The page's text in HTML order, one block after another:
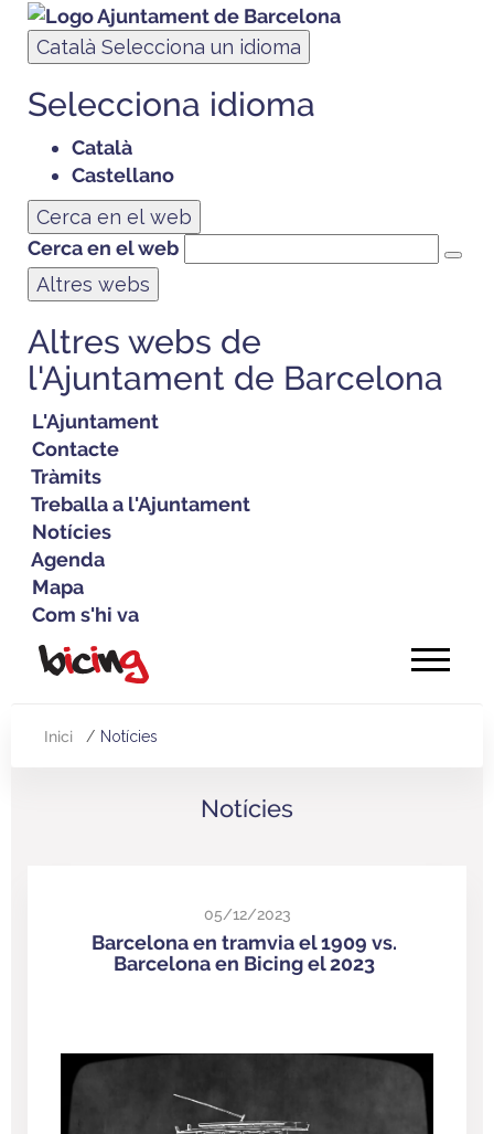
Català Selecciona un idioma
Selecciona idioma
Català
Castellano
Cerca en el web
Cerca en el web
Altres webs
Altres webs de
l'Ajuntament de Barcelona
L'Ajuntament
Contacte
Tràmits
Treballa a l'Ajuntament
Notícies
Agenda
Mapa
Com s'hi va
Vés
Inici Notícies
Notícies
05/12/2023
Barcelona en tramvia el 1909 vs.
Barcelona en Bicing el 2023